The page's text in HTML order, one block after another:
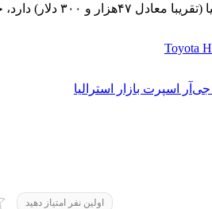
اولین نفر امتیاز دهید